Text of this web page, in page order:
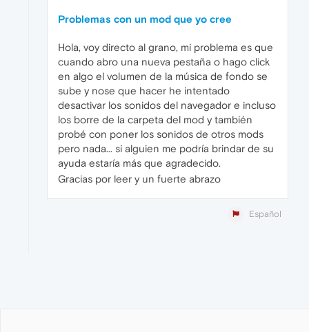
Problemas con un mod que yo cree
Hola, voy directo al grano, mi problema es que
cuando abro una nueva pestaña o hago click
en algo el volumen de la música de fondo se
sube y nose que hacer he intentado
desactivar los sonidos del navegador e incluso
los borre de la carpeta del mod y también
probé con poner los sonidos de otros mods
pero nada... si alguien me podría brindar de su
ayuda estaría más que agradecido.
Gracias por leer y un fuerte abrazo
Español